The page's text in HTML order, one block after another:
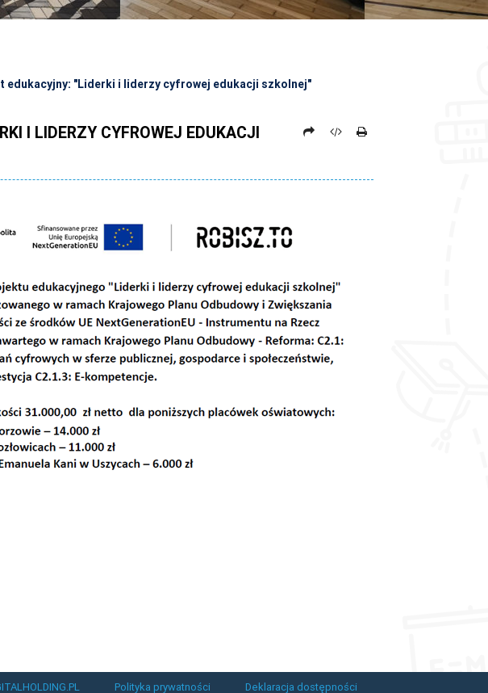
edukacyjny: "Liderki i liderzy cyfrowej edukacji szkolnej"
I LIDERZY CYFROWEJ EDUKACJI
Polityka prywatności Deklaracja dostępności